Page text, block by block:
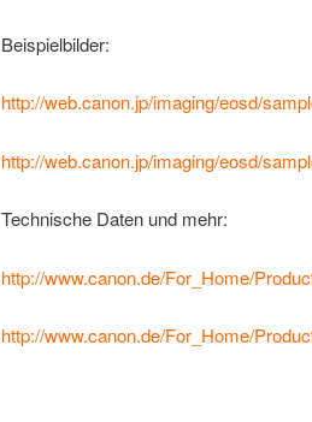
Beispielbilder:
http://web.canon.jp/imaging/eosd/
http://web.canon.jp/imaging/eosd/
Technische Daten und mehr:
http://www.canon.de/For_Home/
http://www.canon.de/For_Home/